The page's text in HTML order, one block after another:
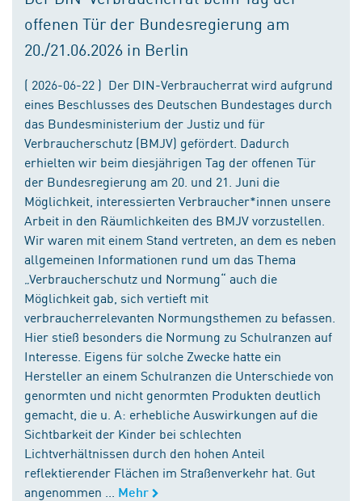
offenen Tür der Bundesregierung am
20./21.06.2026 in Berlin
( 2026-06-22 ) Der DIN-Verbraucherrat wird aufgrund
eines Beschlusses des Deutschen Bundestages durch
das Bundesministerium der Justiz und für
Verbraucherschutz (BMJV) gefördert. Dadurch
erhielten wir beim diesjährigen Tag der offenen Tür
der Bundesregierung am 20. und 21. Juni die
Möglichkeit, interessierten Verbraucher*innen unsere
Arbeit in den Räumlichkeiten des BMJV vorzustellen.
Wir waren mit einem Stand vertreten, an dem es neben
allgemeinen Informationen rund um das Thema
„Verbraucherschutz und Normung“ auch die
Möglichkeit gab, sich vertieft mit
verbraucherrelevanten Normungsthemen zu befassen.
Hier stieß besonders die Normung zu Schulranzen auf
Interesse. Eigens für solche Zwecke hatte ein
Hersteller an einem Schulranzen die Unterschiede von
genormten und nicht genormten Produkten deutlich
gemacht, die u. A: erhebliche Auswirkungen auf die
Sichtbarkeit der Kinder bei schlechten
Lichtverhältnissen durch den hohen Anteil
reflektierender Flächen im Straßenverkehr hat. Gut
angenommen ...
Mehr